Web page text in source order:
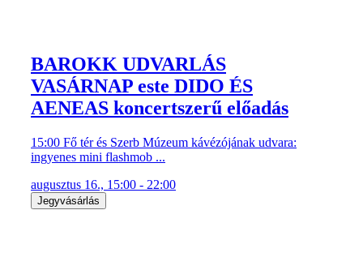
BAROKK UDVARLÁS
VASÁRNAP este DIDO ÉS
AENEAS koncertszerű előadás
15:00 Fő tér és Szerb Múzeum kávézójának udvara:
ingyenes mini flashmob ...
augusztus 16., 15:00 - 22:00
Jegyvásárlás